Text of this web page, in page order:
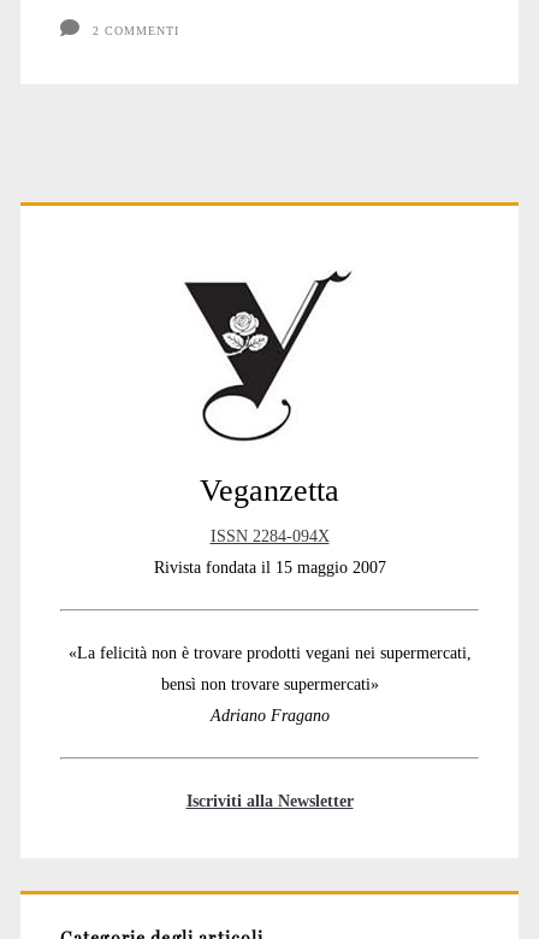
2 COMMENTI
Primary
Veganzetta
ISSN 2284-094X
Rivista fondata il 15 maggio 2007
«La felicità non è trovare prodotti vegani nei supermercati,
bensì non trovare supermercati»
Adriano Fragano
Iscriviti alla Newsletter